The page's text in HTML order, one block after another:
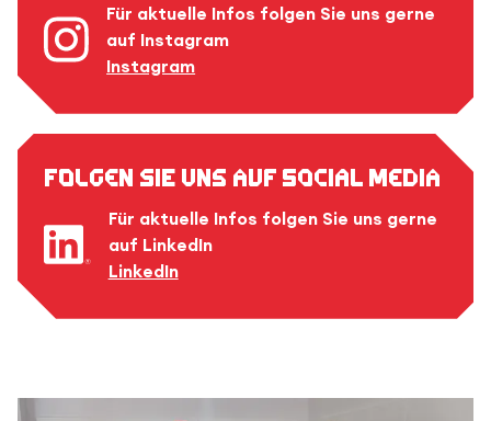
Für aktuelle Infos folgen Sie uns gerne
auf Instagram
Instagram
Folgen Sie uns auf Social Media
Für aktuelle Infos folgen Sie uns gerne
auf LinkedIn
LinkedIn